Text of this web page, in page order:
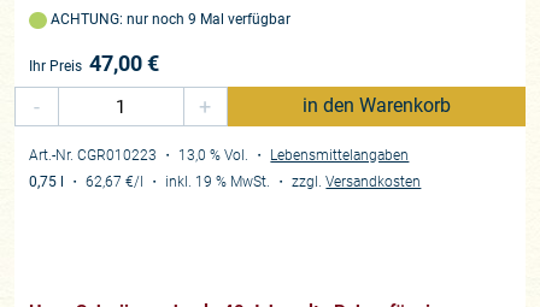
ACHTUNG: nur noch 9 Mal verfügbar
Ihr Preis 47,00€
-
+ in den Warenkorb
Art.-Nr. CGR010223 ・ 13,0 % Vol. ・ Lebensmittelangaben
0,75 l
・62,67 €/l ・ inkl. 19 % MwSt. ・zzgl.Versandkosten